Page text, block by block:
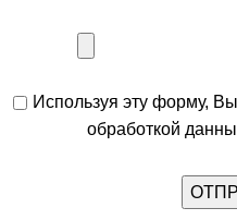
Используя эту форму,
обработкой